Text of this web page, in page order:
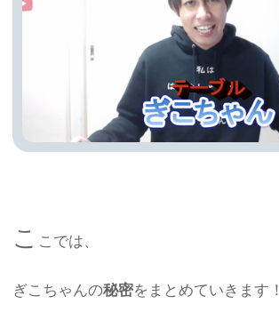
こ こでは、
ぎこちゃんの秘密をまとめていきます！